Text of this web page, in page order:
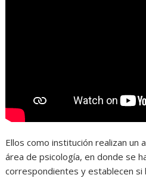
Ellos como institución realizan un
área de psicología, en donde se
correspondientes y establecen si